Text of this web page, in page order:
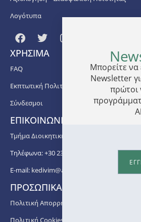
Λογότυπα
ΧΡΗΣΙΜΑ
FAQ
Εκπτωτική Πολιτική
Σύνδεσμοι
ΕΠΙΚΟΙΝΩΝΙΑ
Τμήμα Διοικητικής Υποστήριξης ΚΕΔΙΒΙΜ
Τηλέφωνα: +30 2310 99 67 -76, -88, -82, -83,
E-mail: kedivim@auth.gr
ΠΡΟΣΩΠΙΚΑ ΔΕΔΟΜΕΝΑ
Πολιτική Απορρήτου
Πολιτική Cookies
Μπορείτε να
Newsletter
πρώτοι